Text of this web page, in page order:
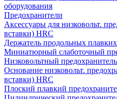
оборудования
Предохранители
Аксессуары для низковольт.
вставки) HRC
Держатель продольных
Миниатюрный слаботочный
Низковольтный
Основание низковольт.
вставки) HRC
Плоский плавкий